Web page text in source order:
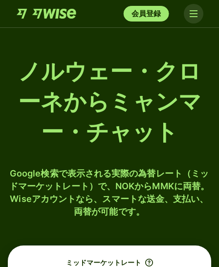
会員登録
ノルウェー・クロ
ーネからミャンマ
ー・チャット
Google検索で表示される実際の為替レート（ミッ
ドマーケットレート）で、NOKからMMKに両替。
Wiseアカウントなら、スマートな送金、支払い、
両替が可能です。
ミッドマーケットレート